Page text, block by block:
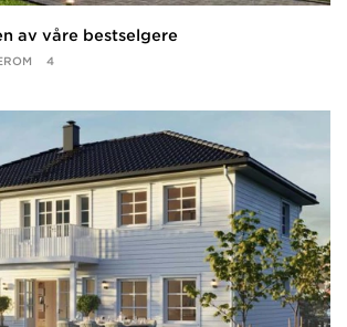
av våre bestselgere
4